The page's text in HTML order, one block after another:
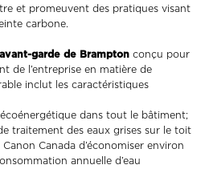
et promeuvent des pratiques visant
carbone.
garde de Brampton conçu pour
de l’entreprise en matière de
inclut les caractéristiques
dans tout le bâtiment;
traitement des eaux grises sur le toit
Canada d’économiser environ
annuelle d’eau